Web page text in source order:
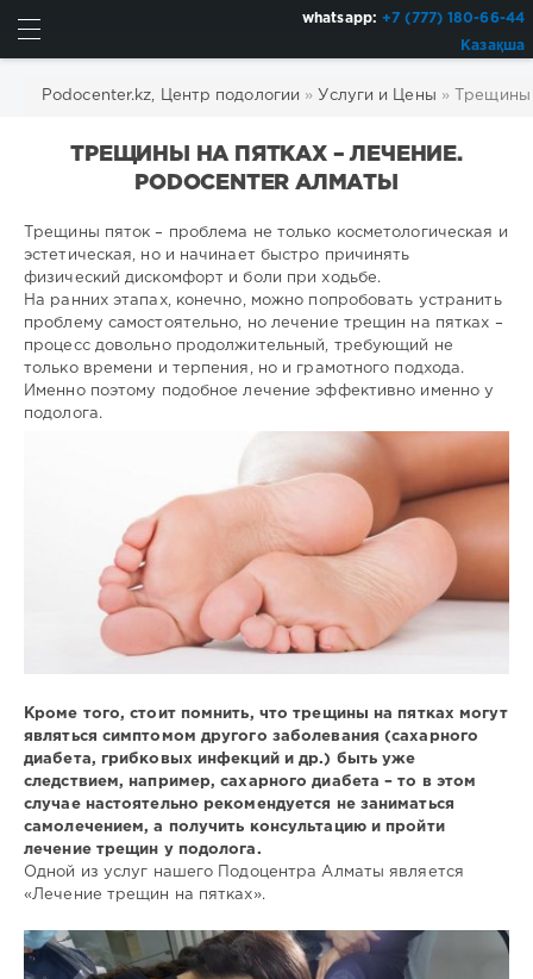
whatsapp:+7 (777) 180-66-44
Казақша
Podocenter.kz, Центр подологии » Услуги и Цены » Трещины
ТРЕЩИНЫ НА ПЯТКАХ – ЛЕЧЕНИЕ.
PODOCENTER АЛМАТЫ
Трещины пяток – проблема не только косметологическая и
эстетическая, но и начинает быстро причинять
физический дискомфорт и боли при ходьбе.
На ранних этапах, конечно, можно попробовать устранить
проблему самостоятельно, но лечение трещин на пятках –
процесс довольно продолжительный, требующий не
только времени и терпения, но и грамотного подхода.
Именно поэтому подобное лечение эффективно именно у
подолога.
Кроме того, стоит помнить, что трещины на пятках могут
являться симптомом другого заболевания (сахарного
диабета, грибковых инфекций и др.) быть уже
следствием, например, сахарного диабета – то в этом
случае настоятельно рекомендуется не заниматься
самолечением, а получить консультацию и пройти
лечение трещин у подолога.
Одной из услуг нашего Подоцентра Алматы является
«Лечение трещин на пятках».